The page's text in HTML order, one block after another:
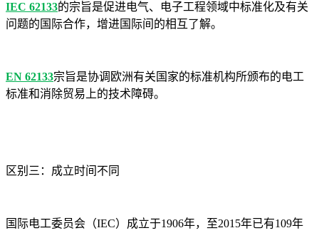
IEC 62133的宗旨是促进电气、电子工程领域中标准化及有关
问题的国际合作，增进国际间的相互了解。
EN 62133宗旨是协调欧洲有关国家的标准机构所颁布的电工
标准和消除贸易上的技术障碍。
区别三 ： 成立时间不同
国际电工委员会（IEC）成立于1906年，至2015年已有109年